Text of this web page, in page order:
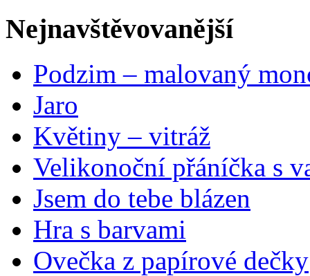
Nejnavštěvovanější
Podzim – malovaný
Jaro
Květiny – vitráž
Velikonoční přáníčka s
Jsem do tebe blázen
Hra s barvami
Ovečka z papírové dečky